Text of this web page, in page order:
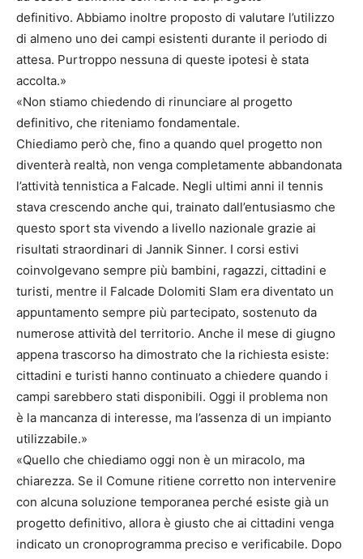
definitivo. Abbiamo inoltre proposto di valutare l’utilizzo
di almeno uno dei campi esistenti durante il periodo di
attesa. Purtroppo nessuna di queste ipotesi è stata
accolta.»
«Non stiamo chiedendo di rinunciare al progetto
definitivo, che riteniamo fondamentale.
Chiediamo però che, fino a quando quel progetto non
diventerà realtà, non venga completamente abbandonata
l’attività tennistica a Falcade. Negli ultimi anni il tennis
stava crescendo anche qui, trainato dall’entusiasmo che
questo sport sta vivendo a livello nazionale grazie ai
risultati straordinari di Jannik Sinner. I corsi estivi
coinvolgevano sempre più bambini, ragazzi, cittadini e
turisti, mentre il Falcade Dolomiti Slam era diventato un
appuntamento sempre più partecipato, sostenuto da
numerose attività del territorio. Anche il mese di giugno
appena trascorso ha dimostrato che la richiesta esiste:
cittadini e turisti hanno continuato a chiedere quando i
campi sarebbero stati disponibili. Oggi il problema non
è la mancanza di interesse, ma l’assenza di un impianto
utilizzabile.»
«Quello che chiediamo oggi non è un miracolo, ma
chiarezza. Se il Comune ritiene corretto non intervenire
con alcuna soluzione temporanea perché esiste già un
progetto definitivo, allora è giusto che ai cittadini venga
indicato un cronoprogramma preciso e verificabile. Dopo